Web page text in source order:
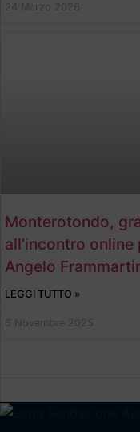
24 Marzo 2026
Monterotondo,
all’incontro
Angelo
LEGGI TUTTO »
6 Novembre 2025